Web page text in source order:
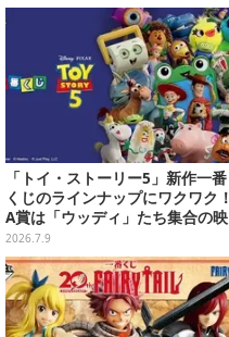
「トイ・ストーリー5」新作一番
くじのラインナップにワクワク！
A賞は「ウッディ」たち集合の映
画記念フィギュア
2026.7.9